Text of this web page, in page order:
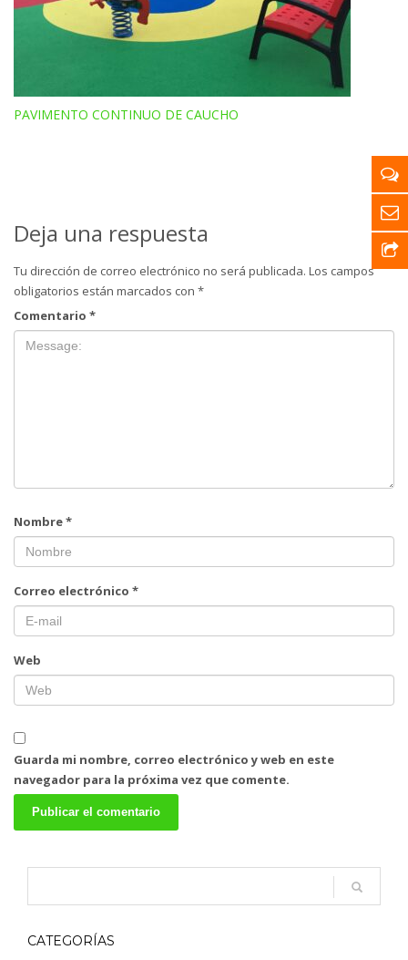
PAVIMENTO CONTINUO DE CAUCHO
Deja una respuesta
Tu dirección de correo electrónico no será publicada. Los campos
obligatorios están marcados con *
Comentario *
Nombre*
Correo electrónico *
Web
Guarda mi nombre, correo electrónico y web en este
navegador para la próxima vez que comente.
CATEGORÍAS